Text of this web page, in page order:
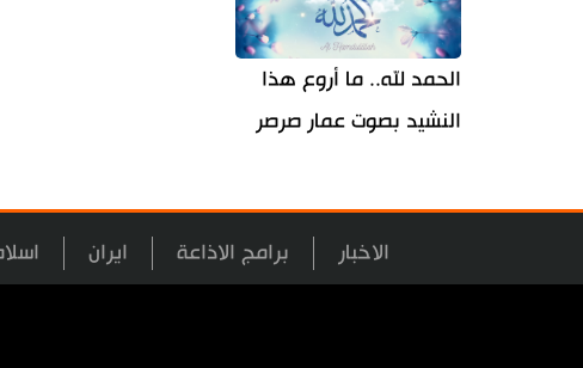
الحمد لله.. ما أروع هذا
النشيد بصوت عمار صرصر
الاخبار برامج الاذاعة ايران